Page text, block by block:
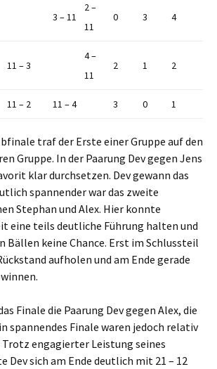
3 – 11
2 –
11
0 3 4
11 – 3
4 –
11
2 1 2
11 – 2 11 – 4 3 0 1
traf der Erste einer Gruppe auf den
Gruppe. In der Paarung Dev gegen Jens
klar durchsetzen. Dev gewann das
spannender war das zweite
Stephan und Alex. Hier konnte
eine teils deutliche Führung halten und
Bällen keine Chance. Erst im Schlussteil
aufholen und am Ende gerade
Finale die Paarung Dev gegen Alex, die
spannendes Finale waren jedoch relativ
engagierter Leistung seines
Dev sich am Ende deutlich mit 21 – 12